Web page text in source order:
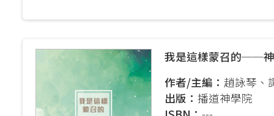
我是這樣蒙召的──
作者/主編： 趙詠琴、
出版： 播道神學院